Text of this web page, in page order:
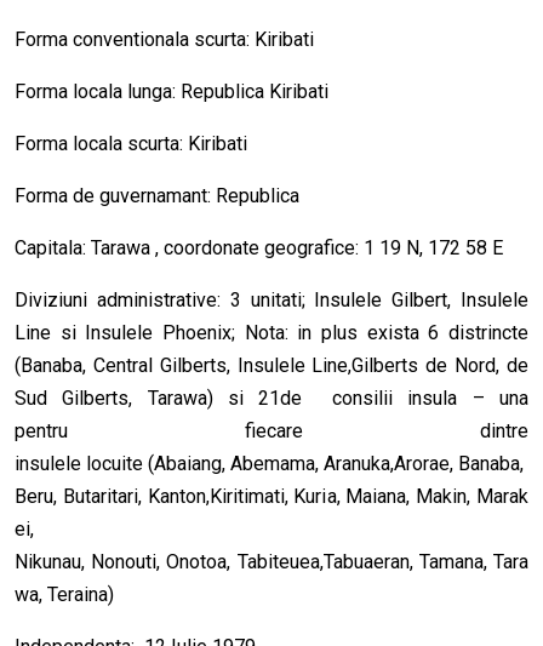
Forma conventionala scurta: Kiribati
Forma locala lunga: Republica Kiribati
Forma locala scurta: Kiribati
Forma de guvernamant: Republica
Capitala: Tarawa , coordonate geografice: 1 19 N, 172 58 E
Diviziuni administrative: 3 unitati; Insulele Gilbert, Insulele
Line si Insulele Phoenix; Nota: in plus exista 6 distrincte
(Banaba, Central Gilberts, Insulele Line,Gilberts de Nord, de
Sud Gilberts, Tarawa) si 21de consilii insula – una
pentru fiecare dintre
insulele locuite (Abaiang, Abemama, Aranuka,Arorae, Banaba,
Beru, Butaritari, Kanton,Kiritimati, Kuria, Maiana, Makin, Marak
ei,
Nikunau, Nonouti, Onotoa, Tabiteuea,Tabuaeran, Tamana, Tara
wa, Teraina)